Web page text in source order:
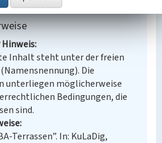
Inhalt steht unter der freien
Die
unterliegen möglicherweise
Bedingungen, die
sind.
Terrassen”. In: KuLaDig,